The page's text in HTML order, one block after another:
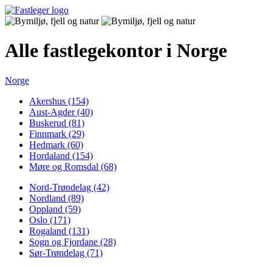
Alle fastlegekontor i Norge
Norge
Akershus (154)
Aust-Agder (40)
Buskerud (81)
Finnmark (29)
Hedmark (60)
Hordaland (154)
Møre og Romsdal (68)
Nord-Trøndelag (42)
Nordland (89)
Oppland (59)
Oslo (171)
Rogaland (131)
Sogn og Fjordane (28)
Sør-Trøndelag (71)